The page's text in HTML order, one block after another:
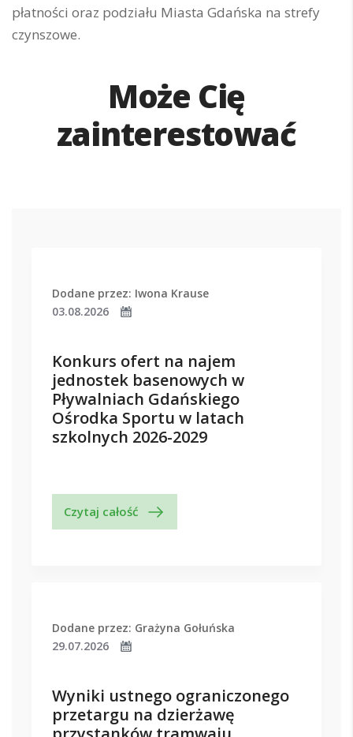
płatności oraz podziału Miasta Gdańska na strefy
czynszowe.
Może Cię
zainterestować
Dodane przez: Iwona Krause
03.08.2026
Konkurs ofert na najem
jednostek basenowych w
Pływalniach Gdańskiego
Ośrodka Sportu w latach
szkolnych 2026-2029
Czytaj całość
Dodane przez: Grażyna Gołuńska
29.07.2026
Wyniki ustnego ograniczonego
przetargu na dzierżawę